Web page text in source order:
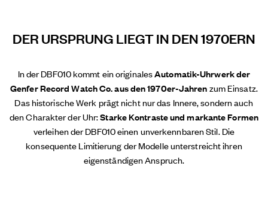
DER URSPRUNG LIEGT IN DEN 1970ERN
In der DBF010 kommt ein originalesAutomatik-Uhrwerk der
Genfer Record Watch Co. aus den 1970er-Jahrenzum Einsatz.
Das historische Werk prägt nicht nur das Innere, sondern auch
den Charakter der Uhr:Starke Kontraste und markante Formen
verleihen der DBF010 einen unverkennbaren Stil. Die
konsequente Limitierung der Modelle unterstreicht ihren
eigenständigen Anspruch.